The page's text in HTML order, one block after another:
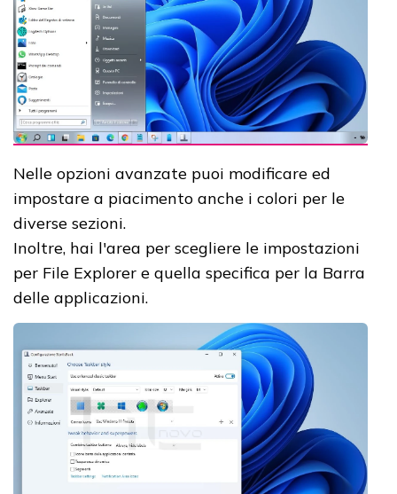
Nelle opzioni avanzate puoi modificare ed
impostare a piacimento anche i colori per le
diverse sezioni.
Inoltre, hai l'area per scegliere le impostazioni
per File Explorer e quella specifica per la Barra
delle applicazioni.